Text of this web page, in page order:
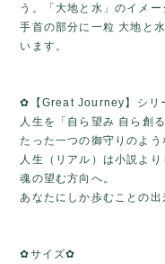
う。「大地と水」のイメ
手首の部分に一粒 大地と
います。
✿【Great Journey】シリ
人生を「自ら望み 自ら創
たった一つの御守りのよう
人生（リアル）は小説より
魂の望む方向へ。
あなたにしか歩むことの出
✿サイズ✿